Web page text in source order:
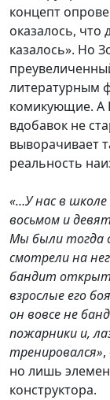
концепт
оказалось, что
казалось». Но
литературным
комикующие. А
вдобавок не
выворачивает
реальность
«…У нас в
восьмом и
Мы были тогда
смотрели на
бандит
взрослые его
он вовсе не
пожарники и,
тренировался»
но лишь
конструктора.